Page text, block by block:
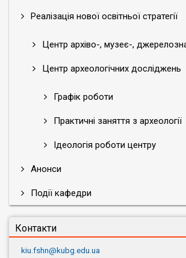
Реалізація нової освітньої стратегії
Центр архіво-, музеє-,
Центр археологічних досліджень
Графік роботи
Практичні заняття з археології
Ідеологія роботи центру
Анонси
Події кафедри
Контакти
kiu.fshn@kubg.edu.ua